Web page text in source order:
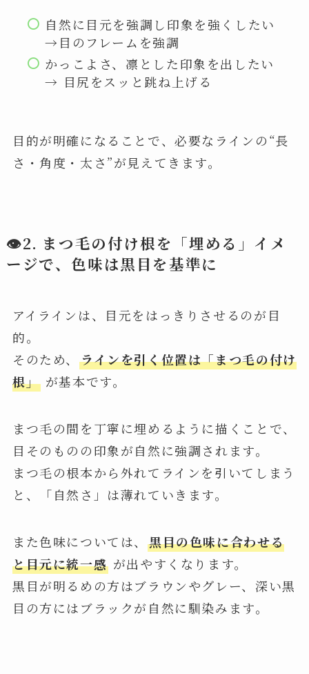
自然に目元を強調し印象を強くしたい
→目のフレームを強調
かっこよさ、凛とした印象を出したい
→ 目尻をスッと跳ね上げる
目的が明確になることで、必要なラインの“長
さ・角度・太さ”が見えてきます。
👁2. まつ毛の付け根を「埋める」イメ
ージで、色味は黒目を基準に
アイラインは、目元をはっきりさせるのが目
的。
そのため、 ラインを引く位置は「まつ毛の付け
根」 が基本です。
まつ毛の間を丁寧に埋めるように描くことで、
目そのものの印象が自然に強調されます。
まつ毛の根本から外れてラインを引いてしまう
と、「自然さ」は薄れていきます。
また色味については、黒目の色味に合わせる
と目元に統一感 が出やすくなります。
黒目が明るめの方はブラウンやグレー、深い黒
目の方にはブラックが自然に馴染みます。